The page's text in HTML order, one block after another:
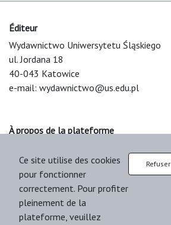
Éditeur
Wydawnictwo Uniwersytetu Śląskiego
ul. Jordana 18
40-043 Katowice
e-mail: wydawnictwo@us.edu.pl
À propos de la plateforme
Support & Customization by LIBCOM
Platform & Workflow by OJS/PKP
Ce site utilise des cookies
pour fonctionner
correctement. Pour profiter
pleinement de la
plateforme, veuillez
Refuser